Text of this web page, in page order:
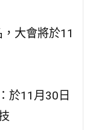
大會將於11
於11月30日